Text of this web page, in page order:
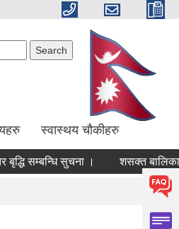
स्वास्थय चौकीहरु
सम्बन्धि सुचना । शसक्त बालिका